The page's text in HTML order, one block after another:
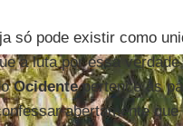
só pode existir como
a luta por essa
Ocidentepertence às
abertamente que